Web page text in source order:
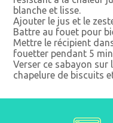
blanche et lisse.
Ajouter le jus et le
Battre au fouet pour
Mettre le récipient
fouetter pendant 5
Verser ce sabayon
chapelure de biscuits